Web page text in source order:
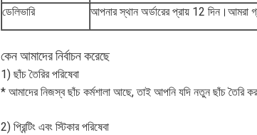
ডেলিভারি
আপনার স্থান অর্ডারের প্রায় 12 দিন।আমরা
কেন আমাদের নির্বাচন করেছে
1) ছাঁচ তৈরির পরিষেবা
* আমাদের নিজস্ব ছাঁচ কর্মশালা আছে, তাই আপনি যদি নতুন ছাঁচ তৈরি
2) প্রিন্টিং এবং স্টিকার পরিষেবা